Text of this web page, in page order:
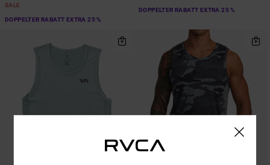
SALE
DOPPELTER RABATT EXTRA 25 %
DOPPELTER RABATT EXTRA 25 %